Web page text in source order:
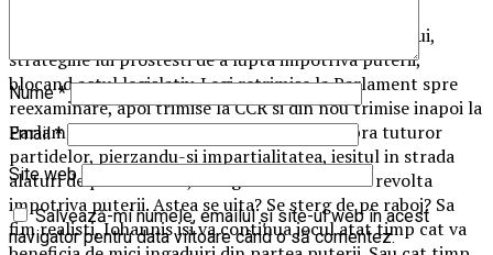
Constitutionale. Ies in evidenta, de-a lungul timpului,
strategiile lui prostesti de a lupta impotriva puterii,
blocand actul legislativ. Legi retrimise la Parlament spre
reexaminare, apoi trimise la CCR si din nou trimise inapoi la
Parlament, intentiile lui de a se situa deasupra tuturor
partidelor, pierzandu-si impartialitatea, iesitul in strada
alaturi de protestatari, instigarea societatii la revolta
impotriva puterii. Astea se uita? Se sterg de pe raboj? Sa
fim realisti, Iohannis isi va continua jocul atat timp cat va
Nume*
Email*
Site web
Salvează-mi numele, emailul și site-ul web în acest
navigator pentru data viitoare când o să comentez.